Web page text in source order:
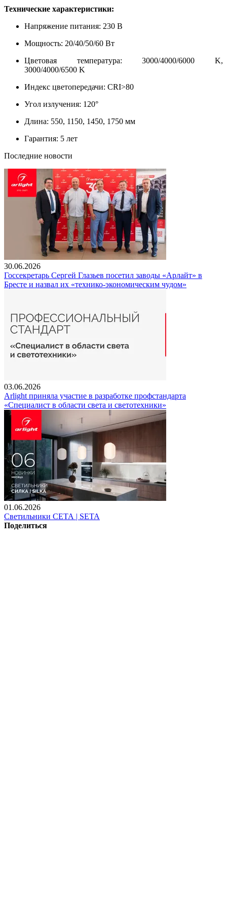
Технические характеристики:
Напряжение питания: 230 В
Мощность: 20/40/50/60 Вт
Цветовая температура: 3000/4000/6000 K,
3000/4000/6500 K
Индекс цветопередачи: CRI>80
Угол излучения: 120°
Длина: 550, 1150, 1450, 1750 мм
Гарантия: 5 лет
Последние новости
30.06.2026
Госсекретарь Сергей Глазьев посетил заводы «Арлайт» в
Бресте и назвал их «технико-экономическим чудом»
03.06.2026
Arlight приняла участие в разработке профстандарта
«Специалист в области света и светотехники»
01.06.2026
Светильники СЕТА | SETA
Поделиться